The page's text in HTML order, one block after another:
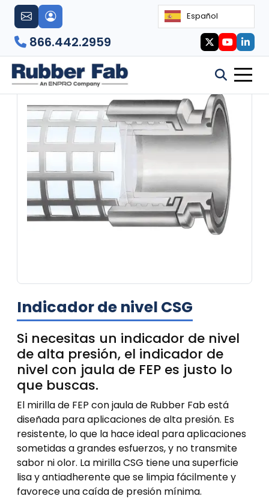
Español
866.442.2959
Indicador de nivel CSG
Si necesitas un indicador de nivel
de alta presión, el indicador de
nivel con jaula de FEP es justo lo
que buscas.
El mirilla de FEP con jaula de Rubber Fab está
diseñada para aplicaciones de alta presión. Es
resistente, lo que la hace ideal para aplicaciones
sometidas a grandes esfuerzos, y no transmite
sabor ni olor. La mirilla CSG tiene una superficie
lisa y antiadherente que se limpia fácilmente y
favorece una caída de presión mínima.